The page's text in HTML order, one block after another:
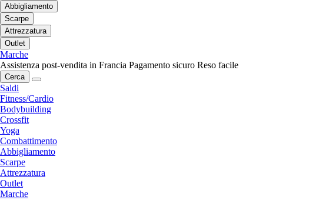
Abbigliamento
Scarpe
Attrezzatura
Outlet
Marche
Assistenza post-vendita in Francia Pagamento sicuro Reso facile
Cerca
Saldi
Fitness/Cardio
Bodybuilding
Crossfit
Yoga
Combattimento
Abbigliamento
Scarpe
Attrezzatura
Outlet
Marche